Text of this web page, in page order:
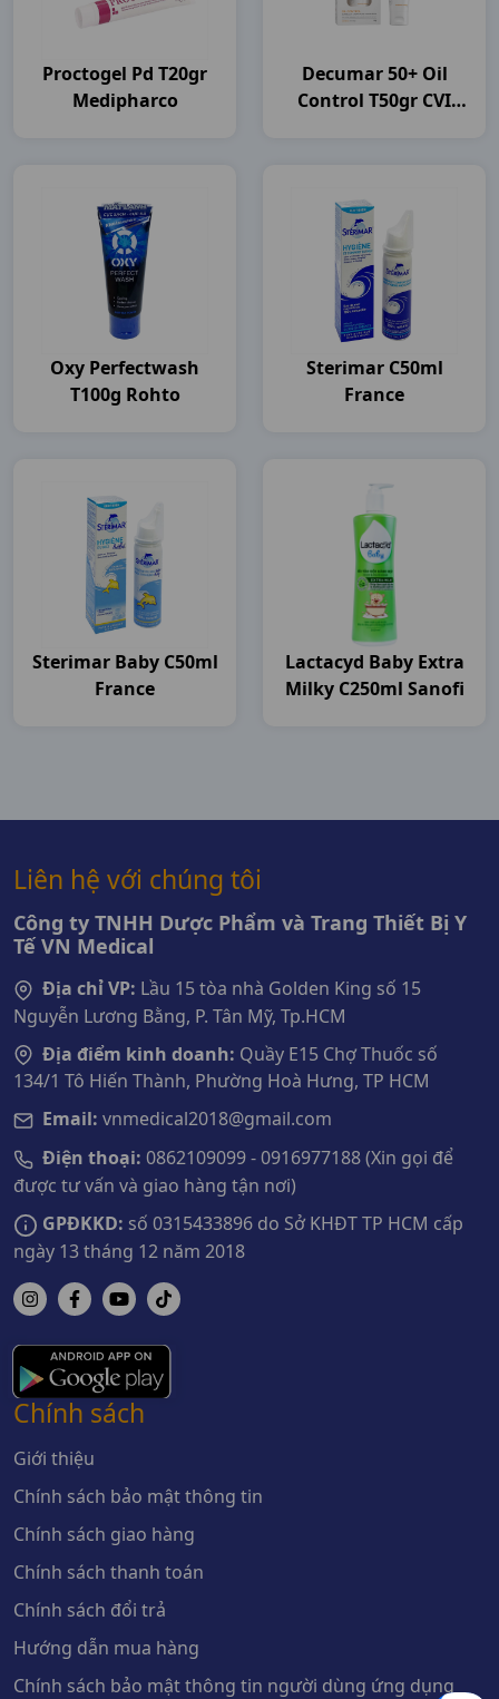
Proctogel Pd T20gr
Medipharco
Decumar 50+ Oil
Control T50gr CVI
Oxy Perfectwash
T100g Rohto
Sterimar C50ml
France
Sterimar Baby C50ml
France
Lactacyd Baby Extra
Milky C250ml Sanofi
Liên hệ với chúng tôi
Công ty TNHH Dược Phẩm và Trang Thiết Bị Y
Tế VN Medical
Địa chỉ VP: Lầu 15 tòa nhà Golden King số 15
Nguyễn Lương Bằng, P. Tân Mỹ, Tp.HCM
Địa điểm kinh doanh: Quầy E15 Chợ Thuốc số
134/1 Tô Hiến Thành, Phường Hoà Hưng, TP HCM
Email: vnmedical2018@gmail.com
Điện thoại: 0862109099 - 0916977188 (Xin gọi để
được tư vấn và giao hàng tận nơi)
GPĐKKD: số 0315433896 do Sở KHĐT TP HCM cấp
ngày 13 tháng 12 năm 2018
Chính sách
Giới thiệu
Chính sách bảo mật thông tin
Chính sách giao hàng
Chính sách thanh toán
Chính sách đổi trả
Hướng dẫn mua hàng
Chính sách bảo mật thông tin người dùng ứng dụng